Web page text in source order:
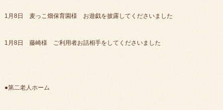
1月8日 麦っこ畑保育園様 お遊戯を披露してくださいました
1月8日 藤崎様 ご利用者お話相手をしてくださいました
●第二老人ホーム